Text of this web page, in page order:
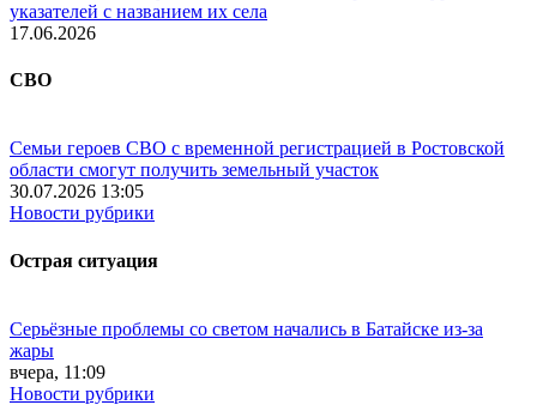
указателей с названием их села
17.06.2026
СВО
Семьи героев СВО с временной регистрацией в Ростовской
области смогут получить земельный участок
30.07.2026 13:05
Новости рубрики
Острая ситуация
Серьёзные проблемы со светом начались в Батайске из-за
жары
вчера, 11:09
Новости рубрики